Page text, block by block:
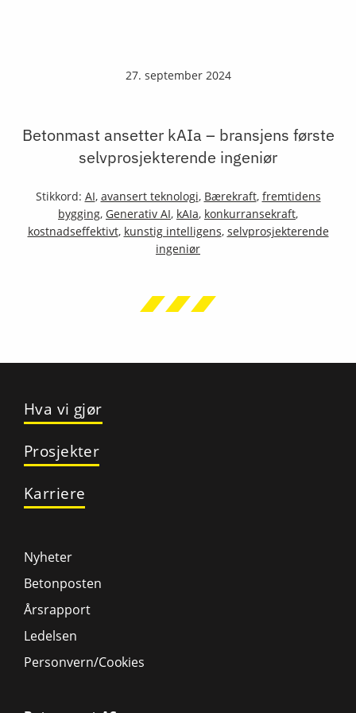
27. september 2024
Betonmast ansetter kAIa – bransjens første
selvprosjekterende ingeniør
Stikkord: AI, avansert teknologi, Bærekraft, fremtidens
bygging, Generativ AI, kAIa, konkurransekraft,
kostnadseffektivt, kunstig intelligens, selvprosjekterende
ingeniør
Hva vi gjør
Prosjekter
Karriere
Nyheter
Betonposten
Årsrapport
Ledelsen
Personvern/Cookies